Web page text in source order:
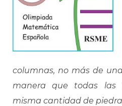
columnas, no más de
manera que todas las
misma cantidad de